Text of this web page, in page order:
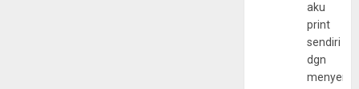
aku
print
sendiri
dgn